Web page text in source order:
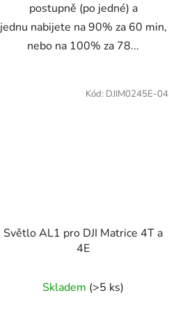
postupně (po jedné) a
jednu nabijete na 90% za 60 min,
nebo na 100% za 78...
Světlo AL1 pro DJI Matrice 4T a
4E
Skladem (>5 ks)
Kód: DJIM0245E-04